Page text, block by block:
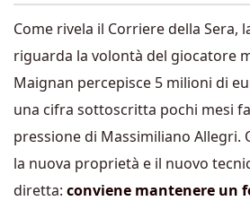
Come rivela il Corriere della Sera,
riguarda la volontà del giocatore
Maignan percepisce 5 milioni di
una cifra sottoscritta pochi mesi
pressione di Massimiliano Allegri.
la nuova proprietà e il nuovo
diretta: conviene mantenere un